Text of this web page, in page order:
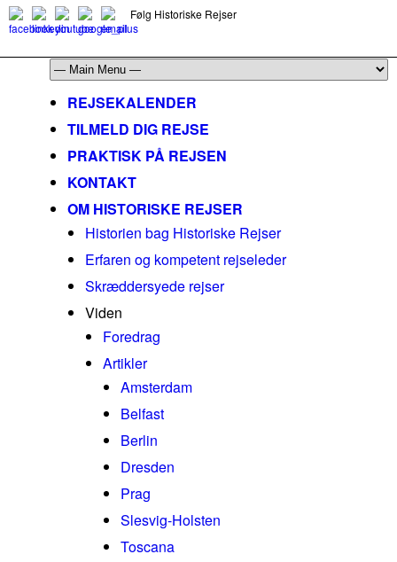
Følg Historiske Rejser
REJSEKALENDER
TILMELD DIG REJSE
PRAKTISK PÅ REJSEN
KONTAKT
OM HISTORISKE REJSER
Historien bag Historiske Rejser
Erfaren og kompetent rejseleder
Skræddersyede rejser
Viden
Foredrag
Artikler
Amsterdam
Belfast
Berlin
Dresden
Prag
Slesvig-Holsten
Toscana